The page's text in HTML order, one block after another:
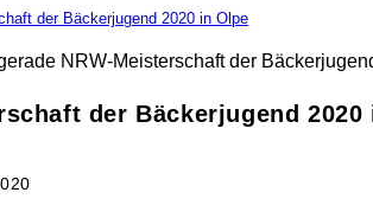
der Bäckerjugend 2020 in Olpe
der Bäckerjugend 2020